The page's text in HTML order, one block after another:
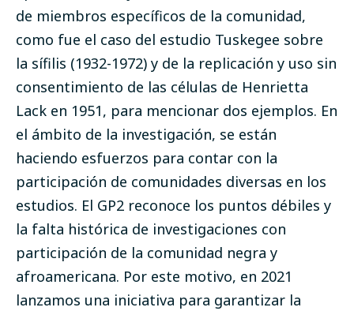
de miembros específicos de la comunidad,
como fue el caso del estudio Tuskegee sobre
la sífilis (1932-1972) y de la replicación y uso sin
consentimiento de las células de Henrietta
Lack en 1951, para mencionar dos ejemplos. En
el ámbito de la investigación, se están
haciendo esfuerzos para contar con la
participación de comunidades diversas en los
estudios. El GP2 reconoce los puntos débiles y
la falta histórica de investigaciones con
participación de la comunidad negra y
afroamericana. Por este motivo, en 2021
lanzamos una iniciativa para garantizar la